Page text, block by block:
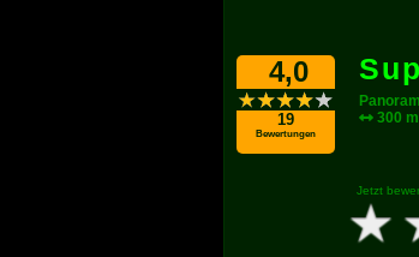
4,0
19
Bewertungen
300 m
Jetzt